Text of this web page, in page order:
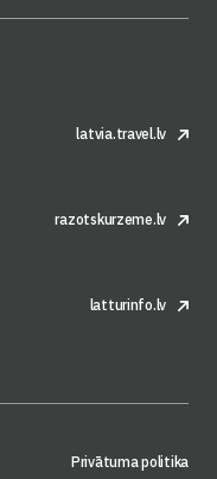
latvia.travel.lv
razotskurzeme.lv
latturinfo.lv
Privātuma politika